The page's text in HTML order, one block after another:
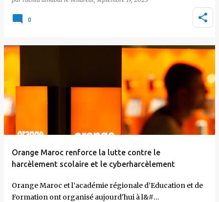
0
Orange Maroc renforce la lutte contre le
harcèlement scolaire et le cyberharcèlement
Orange Maroc et l’académie régionale d’Education et de
Formation ont organisé aujourd'hui à l&#…